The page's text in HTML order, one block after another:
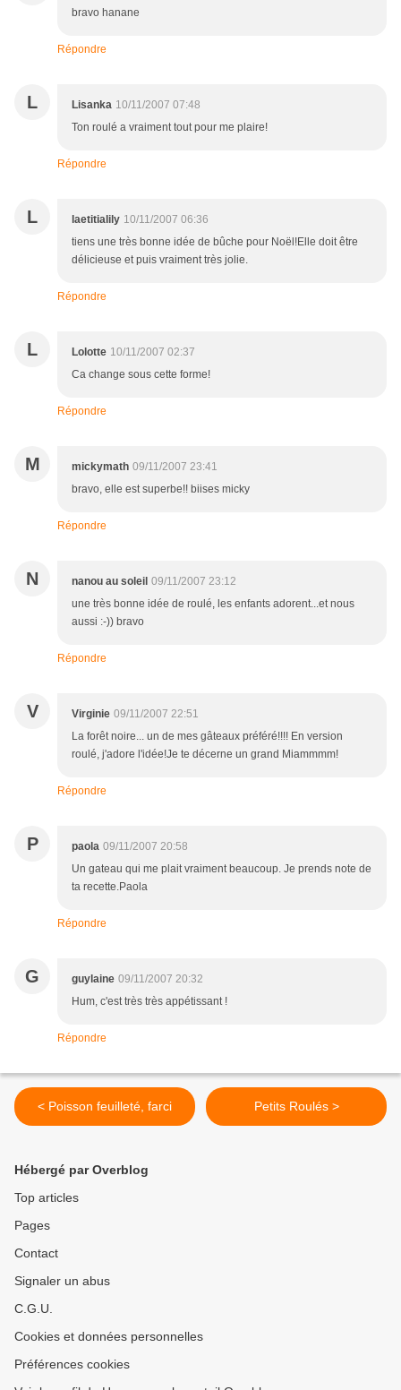
bravo hanane
Répondre
L Lisanka 10/11/2007 07:48
Ton roulé a vraiment tout pour me plaire!
Répondre
L laetitialily 10/11/2007 06:36
tiens une très bonne idée de bûche pour Noël!Elle doit être
délicieuse et puis vraiment très jolie.
Répondre
L Lolotte 10/11/2007 02:37
Ca change sous cette forme!
Répondre
M mickymath 09/11/2007 23:41
bravo, elle est superbe!! biises micky
Répondre
N nanou au soleil 09/11/2007 23:12
une très bonne idée de roulé, les enfants adorent...et nous
aussi :-)) bravo
Répondre
V Virginie 09/11/2007 22:51
La forêt noire... un de mes gâteaux préféré!!!! En version
roulé, j'adore l'idée!Je te décerne un grand Miammmm!
Répondre
P paola 09/11/2007 20:58
Un gateau qui me plait vraiment beaucoup. Je prends note de
ta recette.Paola
Répondre
G guylaine 09/11/2007 20:32
Hum, c'est très très appétissant !
Répondre
< Poisson feuilleté, farci Petits Roulés >
Hébergé par Overblog
Top articles
Pages
Contact
Signaler un abus
C.G.U.
Cookies et données personnelles
Préférences cookies